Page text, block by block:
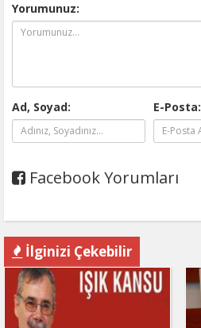
Yorumunuz:
Ad, Soyad: E-Posta:
Facebook Yorumları
İlginizi Çekebilir